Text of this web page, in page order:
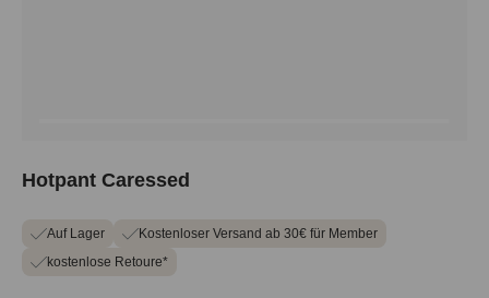
Hotpant Caressed
Auf Lager
Kostenloser Versand ab 30€ für Member
kostenlose Retoure*